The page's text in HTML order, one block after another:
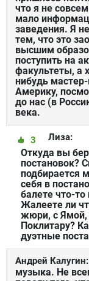
что я не
мало
заведения. Я
тем, что это
высшим
поступить на
факультеты, а
нибудь
Америку,
до нас (в
века.
Лиза:
3
Откуда вы
постановок?
подбирается
себя в
балете что-
Жалеете ли
жюри, с Ямой,
Поклитару?
дуэтные
Андрей Калугин:
музыка. Не